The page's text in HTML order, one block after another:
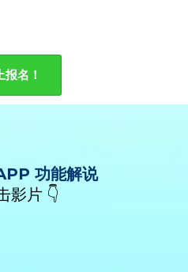
功能解说
影片 👇